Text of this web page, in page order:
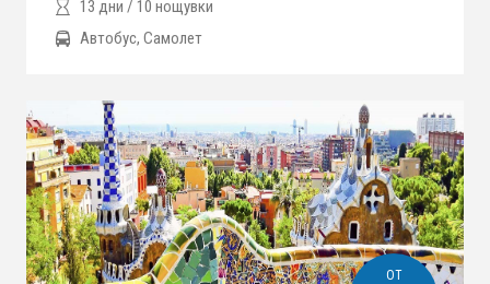
13 дни / 10 нощувки
Автобус, Самолет
ОT